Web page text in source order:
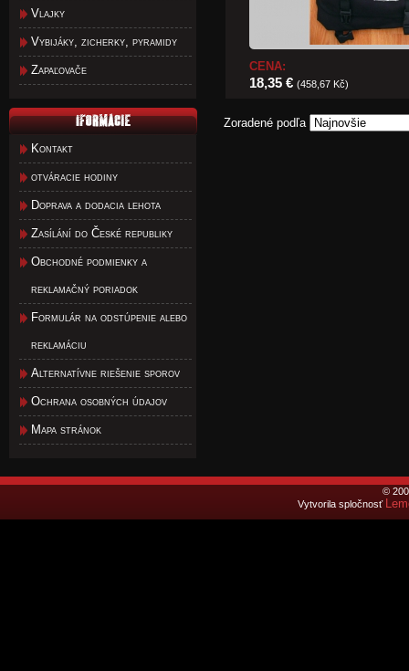
Vlajky
Vybijáky, zicherky, pyramidy
Zapaľovače
Kontakt
otváracie hodiny
Doprava a dodacia lehota
Zasílání do České republiky
Obchodné podmienky a
reklamačný poriadok
Formulár na odstúpenie alebo
reklamáciu
Alternatívne riešenie sporov
Ochrana osobných údajov
Mapa stránok
CENA:
18,35 € (458,67 Kč)
Zoradené podľa
©
Vytvorila spločnosť